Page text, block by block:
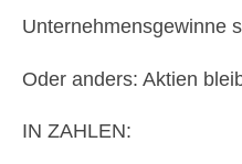
Unternehmensgewinne
Oder anders: Aktien
IN ZAHLEN: